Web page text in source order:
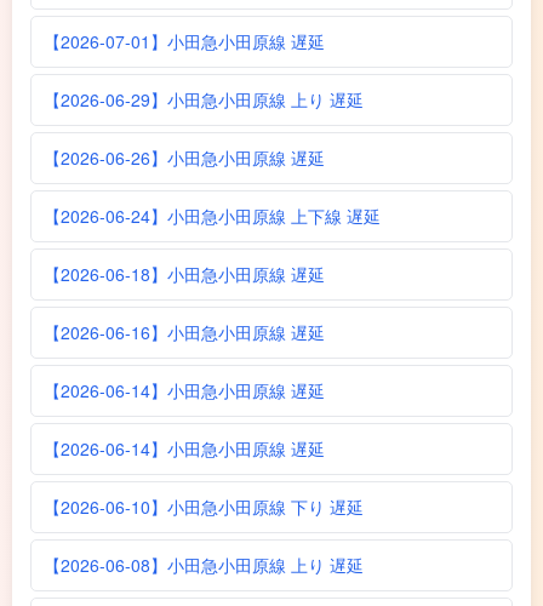
【2026-07-01】小田急小田原線 遅延
【2026-06-29】小田急小田原線 上り 遅延
【2026-06-26】小田急小田原線 遅延
【2026-06-24】小田急小田原線 上下線 遅延
【2026-06-18】小田急小田原線 遅延
【2026-06-16】小田急小田原線 遅延
【2026-06-14】小田急小田原線 遅延
【2026-06-14】小田急小田原線 遅延
【2026-06-10】小田急小田原線 下り 遅延
【2026-06-08】小田急小田原線 上り 遅延